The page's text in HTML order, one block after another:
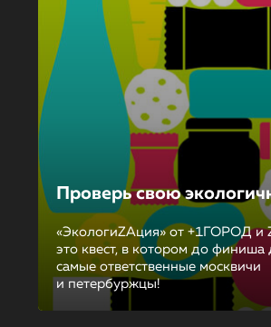
Проверь свою
«ЭкологиZAция» от +1ГОРОД и
это квест, в котором до финиша
самые ответственные москвичи
и петербуржцы!